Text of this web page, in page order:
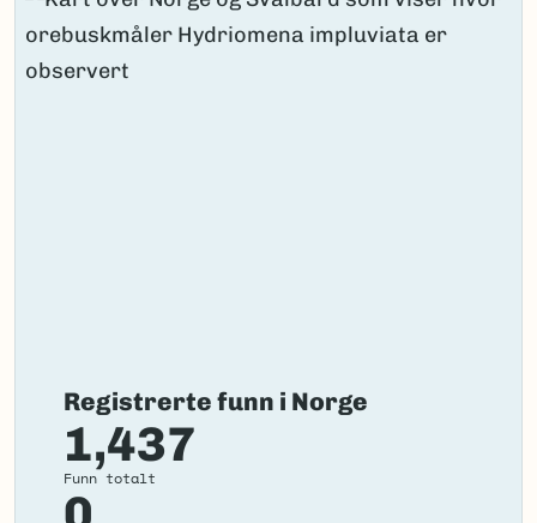
Registrerte funn i Norge
1,437
Funn totalt